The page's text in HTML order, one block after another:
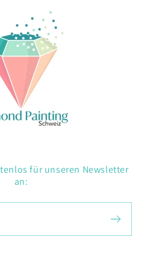
für unseren Newsletter
an: